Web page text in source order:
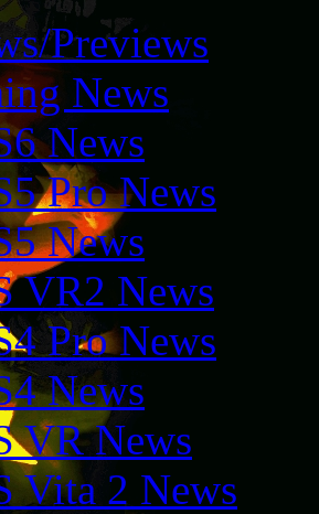
Previews
News
News
Pro News
News
VR2 News
Pro News
News
VR News
Vita 2 News